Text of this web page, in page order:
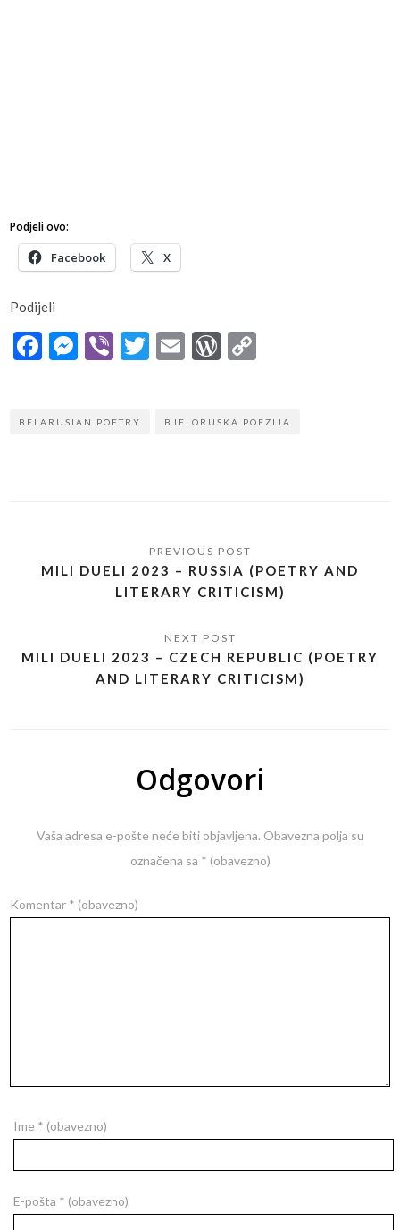
Podjeli ovo:
Facebook X
Podijeli
Facebook
Messenger
ViberTwitter
EmailWordPress
BELARUSIAN POETRY BJELORUSKA POEZIJA
MILI DUELI 2023 – RUSSIA (POETRY AND
LITERARY CRITICISM)
MILI DUELI 2023 – CZECH REPUBLIC (POETRY
AND LITERARY CRITICISM)
Odgovori
Vaša adresa e-pošte neće biti objavljena. Obavezna polja su
označena sa * (obavezno)
Komentar * (obavezno)
Ime * (obavezno)
E-pošta * (obavezno)